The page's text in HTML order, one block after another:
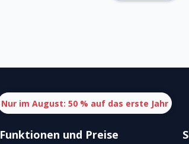
Nur im August: 50 % auf das erste Jahr
Funktionen und Preise